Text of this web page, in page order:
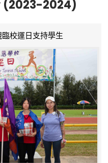
(2023-2024)
校運日支持學生